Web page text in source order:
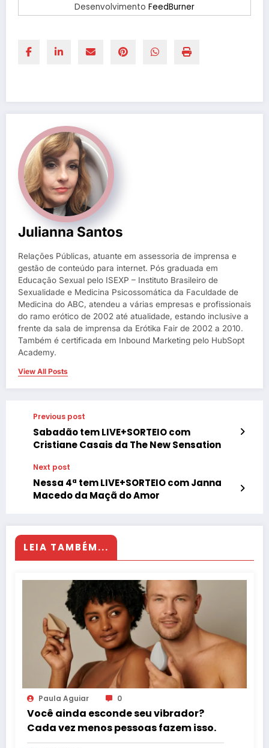
Desenvolvimento FeedBurner
Julianna Santos
Relações Públicas, atuante em assessoria de imprensa e
gestão de conteúdo para internet. Pós graduada em
Educação Sexual pelo ISEXP – Instituto Brasileiro de
Sexualidade e Medicina Psicossomática da Faculdade de
Medicina do ABC, atendeu a várias empresas e profissionais
do ramo erótico de 2002 até atualidade, estando inclusive a
frente da sala de imprensa da Erótika Fair de 2002 a 2010.
Também é certificada em Inbound Marketing pelo HubSopt
Academy.
View All Posts
Previous post
Sabadão tem LIVE+SORTEIO com
Cristiane Casais da The New Sensation
Next post
Nessa 4ª tem LIVE+SORTEIO com Janna
Macedo da Maçã do Amor
LEIA TAMBÉM...
Paula Aguiar 0
Você ainda esconde seu vibrador?
Cada vez menos pessoas fazem isso.